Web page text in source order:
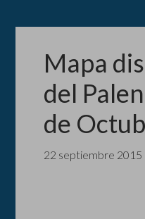
Mapa
del
de
22 septiembre 2015